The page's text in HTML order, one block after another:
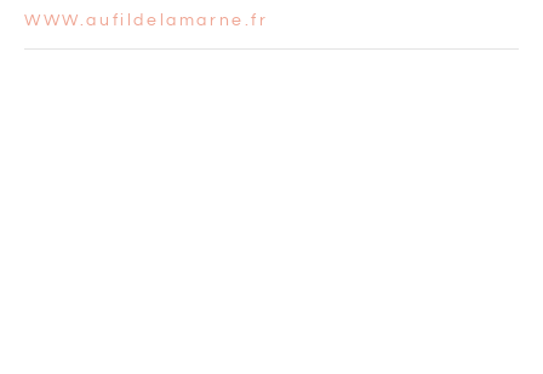
WWW.aufildelamarne.fr